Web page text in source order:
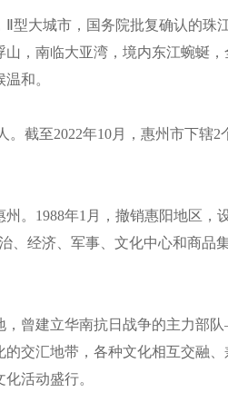
型大城市，国务院批复确认的珠
，南临大亚湾，境内东江蜿蜒
和。
。截至2022年10月，惠州市下辖
。1988年1月，撤销惠阳地区
、经济、军事、文化中心和商品
曾建立华南抗日战争的主力部
交汇地带，各种文化相互交融
活动盛行。